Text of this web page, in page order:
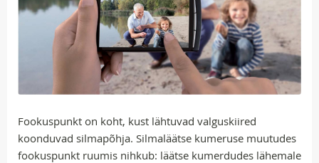
Fookuspunkt on koht, kust lähtuvad valguskiired
koonduvad silmapõhja. Silmaläätse kumeruse muutudes
fookuspunkt ruumis nihkub: läätse kumerdudes lähemale